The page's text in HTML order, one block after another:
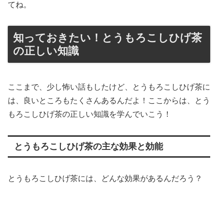
てね。
知っておきたい！とうもろこしひげ茶
の正しい知識
ここまで、少し怖い話もしたけど、とうもろこしひげ茶に
は、良いところもたくさんあるんだよ！ここからは、とう
もろこしひげ茶の正しい知識を学んでいこう！
とうもろこしひげ茶の主な効果と効能
とうもろこしひげ茶には、どんな効果があるんだろう？